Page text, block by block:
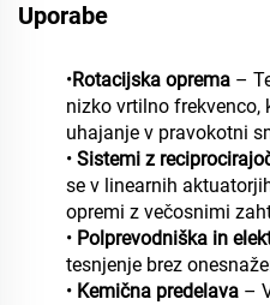
Uporabe
•Rotacijska oprema –
nizko vrtilno frekvenco,
uhajanje v pravokotni
• Sistemi z
se v linearnih
opremi z večosnimi
• Polprevodniška in
tesnjenje brez
• Kemična predelava –